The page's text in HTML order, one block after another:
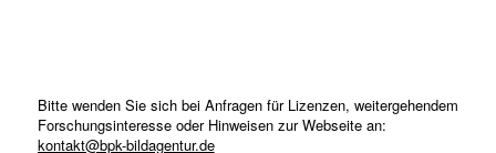
Bitte wenden Sie sich bei Anfragen für Lizenzen, weitergehendem
Forschungsinteresse oder Hinweisen zur Webseite an:
kontakt@bpk-bildagentur.de